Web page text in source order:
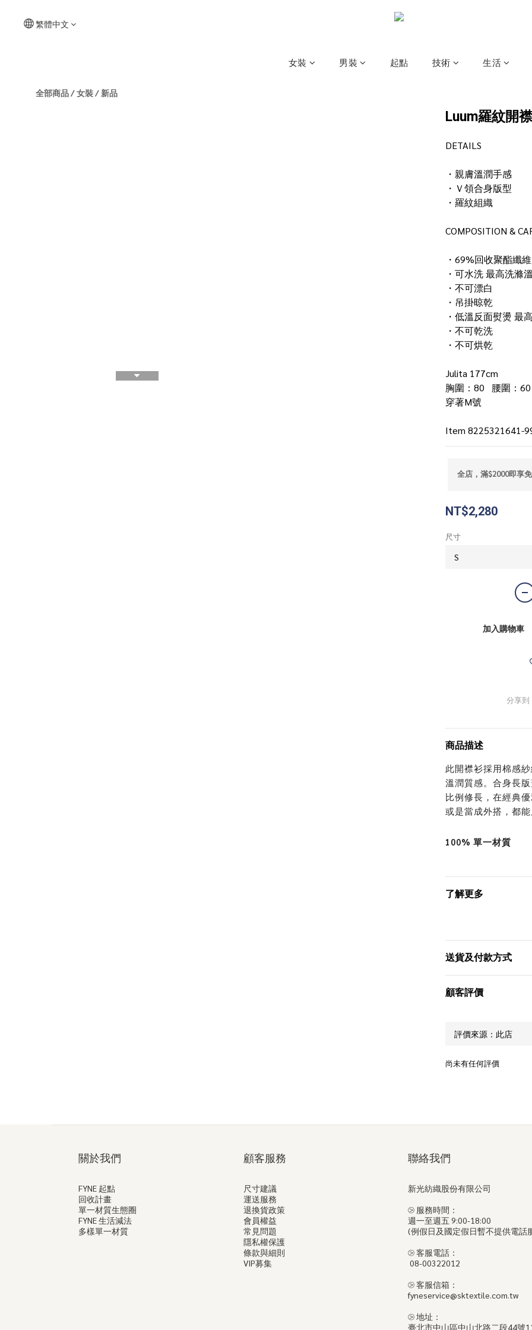
繁體中文
女裝 男裝 起點 技術 生活
全部商品/女裝/ 新品
Luum羅紋開
DETAILS
・親膚溫潤手感
・Ｖ領合身版型
・羅紋組織
COMPOSITION &
・69%回收聚酯纖
・可水洗 最高洗滌
・不可漂白
・吊掛晾乾
・低溫反面熨燙 最
・不可乾洗
・不可烘乾
Julita 177cm
胸圍：80   腰圍：
穿著M號
Item 8225321641-
全店，滿$2000即享
NT$2,280
尺寸
加入購物車
分享到
商品描述
此開襟衫採用棉感
溫潤質感。合身長
比例修長，在經典
或是當成外搭，都
100% 單一材質
了解更多
送貨及付款方式
顧客評價
尚未有任何評價
關於我們
FYNE 起點
回收計畫
單一材質生態圈
FYNE 生活減法
多樣單一材質
顧客服務
尺寸建議
運送服務
退換貨政策
會員權益
常見問題
隱私權保護
條款與細則
VIP募集
聯絡我們
新光紡織股份有限公司
⧁ 服務時間：
週一至週五 9:00-18:00
(例假日及國定假日暫不提供電話
⧁ 客服電話：
08-00322012
⧁ 客服信箱：
fyneservice@sktextile.com.tw
⧁ 地址：
臺北市中山區中山北路二段44號